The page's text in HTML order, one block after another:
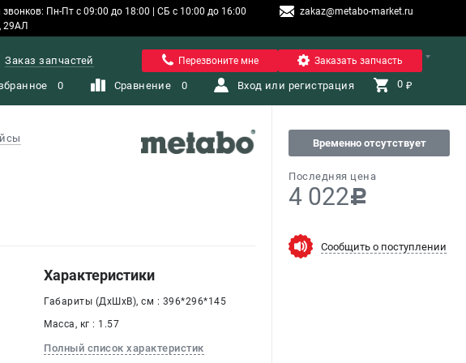
Пн-Пт с 09:00 до 18:00 | СБ с 10:00 до 16:00
zakaz@metabo-market.ru
29АЛ
Санкт-Петербург
Заказ запчастей Перезвоните мне Заказать запчасть
0 Сравнение 0 Вход или регистрация 0 ₽
Временно отсутствует
Последняя цена
4 022c
Сообщить о поступлении
Характеристики
Габариты (ДхШхВ), см : 396*296*145
Масса, кг : 1.57
Полный список характеристик